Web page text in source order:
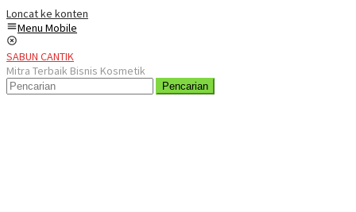
Loncat ke konten
Menu Mobile
SABUN CANTIK
Mitra Terbaik Bisnis Kosmetik
Pencarian